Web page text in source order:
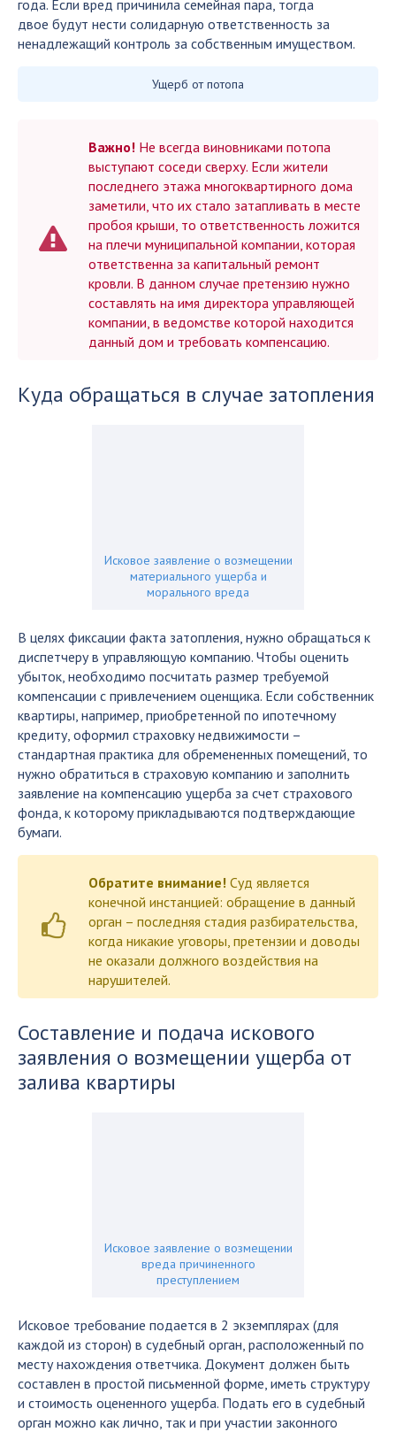
года. Если вред причинила семейная пара, тогда
двое будут нести солидарную ответственность за
ненадлежащий контроль за собственным имуществом.
Ущерб от потопа
Важно! Не всегда виновниками потопа
выступают соседи сверху. Если жители
последнего этажа многоквартирного дома
заметили, что их стало затапливать в месте
пробоя крыши, то ответственность ложится
на плечи муниципальной компании, которая
ответственна за капитальный ремонт
кровли. В данном случае претензию нужно
составлять на имя директора управляющей
компании, в ведомстве которой находится
данный дом и требовать компенсацию.
Куда обращаться в случае затопления
Исковое заявление о возмещении
материального ущерба и
морального вреда
В целях фиксации факта затопления, нужно обращаться к
диспетчеру в управляющую компанию. Чтобы оценить
убыток, необходимо посчитать размер требуемой
компенсации с привлечением оценщика. Если собственник
квартиры, например, приобретенной по ипотечному
кредиту, оформил страховку недвижимости –
стандартная практика для обремененных помещений, то
нужно обратиться в страховую компанию и заполнить
заявление на компенсацию ущерба за счет страхового
фонда, к которому прикладываются подтверждающие
бумаги.
Обратите внимание! Суд является
конечной инстанцией: обращение в данный
орган – последняя стадия разбирательства,
когда никакие уговоры, претензии и доводы
не оказали должного воздействия на
нарушителей.
Составление и подача искового
заявления о возмещении ущерба от
залива квартиры
Исковое заявление о возмещении
вреда причиненного
преступлением
Исковое требование подается в 2 экземплярах (для
каждой из сторон) в судебный орган, расположенный по
месту нахождения ответчика. Документ должен быть
составлен в простой письменной форме, иметь структуру
и стоимость оцененного ущерба. Подать его в судебный
орган можно как лично, так и при участии законного